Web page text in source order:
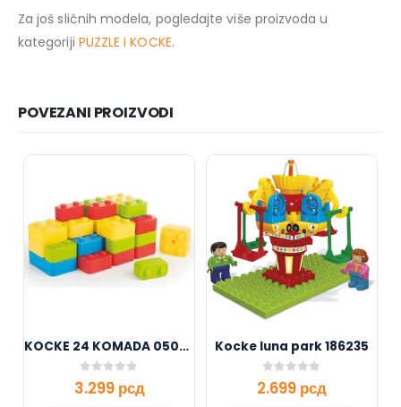
Za još sličnih modela, pogledajte više proizvoda u
kategoriji PUZZLE I KOCKE.
POVEZANI PROIZVODI
KOCKE 24 KOMADA 050335
0 out of 5
3.299 рсд
Kocke luna park 186235
0 out of 5
2.699 рсд